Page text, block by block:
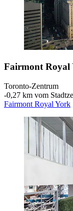
Fairmont Royal
Toronto-Zentrum
‐0,27 km vom
Fairmont Royal York